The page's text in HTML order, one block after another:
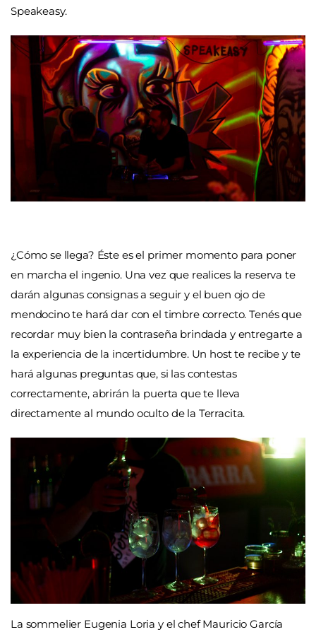
Speakeasy.
¿Cómo se llega? Éste es el primer momento para poner
en marcha el ingenio. Una vez que realices la reserva te
darán algunas consignas a seguir y el buen ojo de
mendocino te hará dar con el timbre correcto. Tenés que
recordar muy bien la contraseña brindada y entregarte a
la experiencia de la incertidumbre. Un host te recibe y te
hará algunas preguntas que, si las contestas
correctamente, abrirán la puerta que te lleva
directamente al mundo oculto de la Terracita.
La sommelier Eugenia Loria y el chef Mauricio García